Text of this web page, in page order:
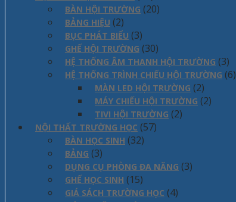
BÀN HỘI TRƯỜNG (20)
BẢNG HIỆU (2)
BỤC PHÁT BIỂU (3)
GHẾ HỘI TRƯỜNG (30)
HỆ THỐNG ÂM THANH HỘI TRƯỜNG (3)
HỆ THỐNG TRÌNH CHIẾU HỘI TRƯỜNG (6)
MÀN LED HỘI TRƯỜNG (2)
MÁY CHIẾU HỘI TRƯỜNG (2)
TIVI HỘI TRƯỜNG (2)
NỘI THẤT TRƯỜNG HỌC (57)
BÀN HỌC SINH (32)
BẢNG (3)
DỤNG CỤ PHÒNG ĐA NĂNG (3)
GHẾ HỌC SINH (15)
GIÁ SÁCH TRƯỜNG HỌC (4)